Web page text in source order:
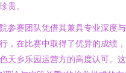
贵。
参赛团队凭借其兼具专业深度
，在比赛中取得了优异的成绩
天乡乐园运营方的高度认可。